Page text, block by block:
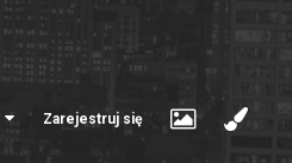
Zarejestruj się